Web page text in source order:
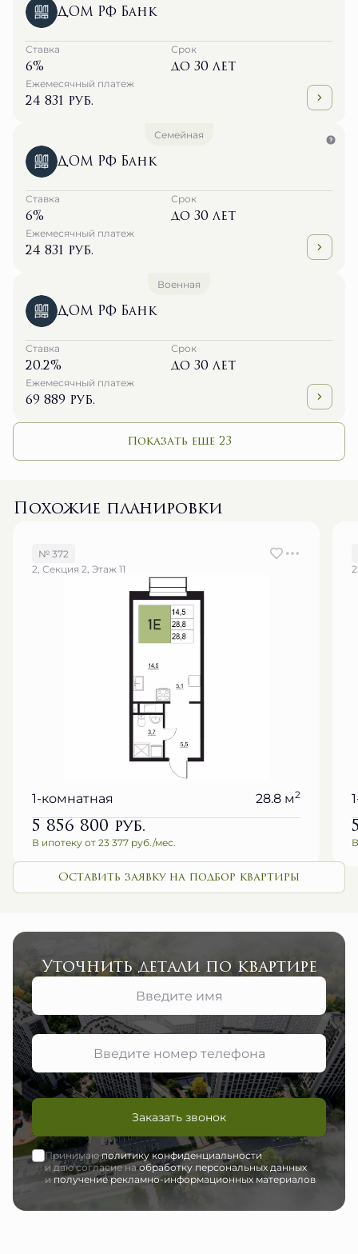
ДОМ РФ Банк
Ставка
6%
Срок
до 30 лет
Ежемесячный платеж
24 831 руб.
Семейная
ДОМ РФ Банк
Ставка
6%
Срок
до 30 лет
Ежемесячный платеж
24 831 руб.
Военная
ДОМ РФ Банк
Ставка
20.2%
Срок
до 30 лет
Ежемесячный платеж
69 889 руб.
Показать еще 23
Похожие планировки
№ 372
2, Секция 2, Этаж 11
1-комнатная 28.8 м2
5 856 800руб.
В ипотеку от 23 377 руб./мес.
Оставить заявку на подбор квартиры
Уточнить детали по квартире
Заказать звонок
Принимаюполитику конфиденциальности
и даю согласие наобработку персональных данных
иполучение рекламно-информационных материалов